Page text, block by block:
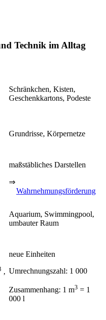
Technik im Alltag
Schränkchen, Kisten,
Geschenkkartons, Podeste
Grundrisse, Körpernetze
maßstäbliches Darstellen
⇒
Wahrnehmungsförderung
Aquarium, Swimmingpool,
umbauter Raum
,
neue Einheiten
Umrechnungszahl: 1 000
Zusammenhang: 1 m3 = 1
000 l